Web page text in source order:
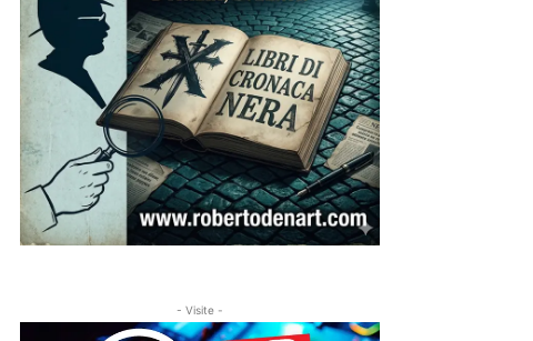
- Visite -